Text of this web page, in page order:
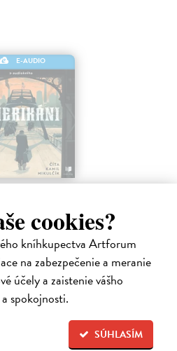
cookies?
kníhkupectva Artforum
na zabezpečenie a meranie
účely a zaistenie vášho
spokojnosti.
SÚHLASÍM
E-AUDIO
aké drahé môže byť slovo „nový
vysťahovaleckej vlne na prelome
600 000 ľudí. Príbehy